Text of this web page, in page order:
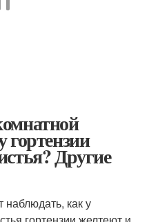
гортензии
Другие
наблюдать, как у